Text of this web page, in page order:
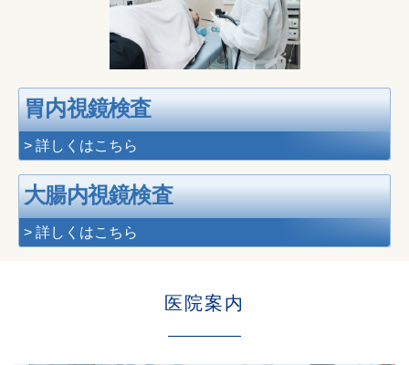
胃内視鏡検査
> 詳しくはこちら
大腸内視鏡検査
> 詳しくはこちら
医院案内